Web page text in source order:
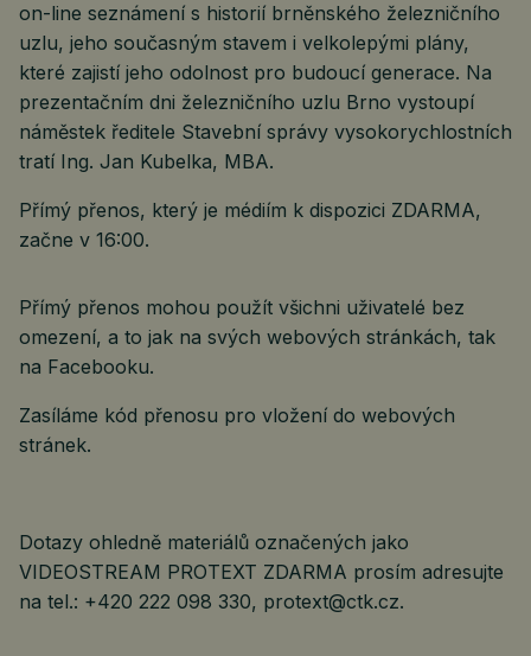
on-line seznámení s historií brněnského železničního
uzlu, jeho současným stavem i velkolepými plány,
které zajistí jeho odolnost pro budoucí generace. Na
prezentačním dni železničního uzlu Brno vystoupí
náměstek ředitele Stavební správy vysokorychlostních
tratí Ing. Jan Kubelka, MBA.
Přímý přenos, který je médiím k dispozici ZDARMA,
začne v 16:00.
Přímý přenos mohou použít všichni uživatelé bez
omezení, a to jak na svých webových stránkách, tak
na Facebooku.
Zasíláme kód přenosu pro vložení do webových
stránek.
Dotazy ohledně materiálů označených jako
VIDEOSTREAM PROTEXT ZDARMA prosím adresujte
na tel.: +420 222 098 330, protext@ctk.cz.